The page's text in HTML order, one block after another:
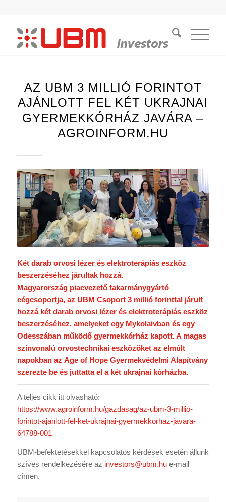
AZ UBM 3 MILLIÓ FORINTOT
AJÁNLOTT FEL KÉT UKRAJNAI
GYERMEKKÓRHÁZ JAVÁRA –
AGROINFORM.HU
Két darab orvosi lézer és elektroterápiás eszköz
beszerzéséhez járultak hozzá.
Magyarország piacvezető takarmánygyártó
cégcsoportja, az UBM Csoport 3 millió forinttal járult
hozzá két darab orvosi lézer és elektroterápiás eszköz
beszerzéséhez, amelyeket egy Mykolaivban és egy
Odesszában működő gyermekkórház kapott. A magas
színvonalú orvostechnikai eszközöket az elmúlt
napokban az Age of Hope Gyermekvédelmi Alapítvány
szerezte be és juttatta el a két ukrajnai kórházba.
A teljes cikk itt olvasható:
https://www.agroinform.hu/gazdasag/az-ubm-3-millio-
forintot-ajanlott-fel-ket-ukrajnai-gyermekkorhaz-javara-
64788-001
UBM-befektetésekkel kapcsolatos kérdések esetén állunk
szíves rendelkezésére az investors@ubm.hue-mail
címen.